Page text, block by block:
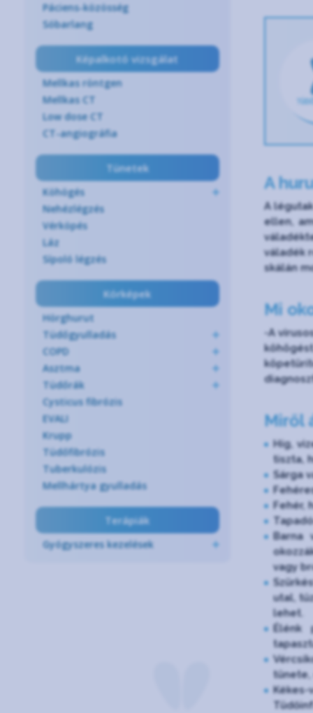
Páciens-közösség
Sóbarlang
Képalkotó vizsgálat
Mellkas röntgen
Mellkas CT
Low dose CT
CT-angiográfia
Tünetek
Köhögés
Nehézlégzés
Vérköpés
Láz
Sípoló légzés
Kórképek
Hörghurut
Tüdőgyulladás
COPD
Asztma
Tüdőrák
Cysticus fibrózis
EVALI
Krupp
Tüdőfibrózis
Tuberkulózis
Mellhártya gyulladás
Terápiák
Gyógyszeres kezelések
A
A
ellen,
váladék
skálán
Mi
-A
Miről
Híg,
tiszta,
Sárga
Fehér,
Barna
vagy
utal,
lehet.
Élénk
tünete,